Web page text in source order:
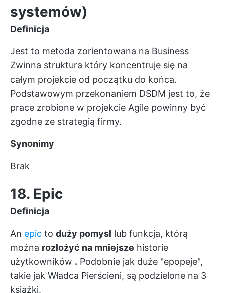
systemów)
Definicja
Jest to metoda zorientowana na Business
Zwinna struktura który koncentruje się na
całym projekcie od początku do końca.
Podstawowym przekonaniem DSDM jest to, że
prace zrobione w projekcie Agile powinny być
zgodne ze strategią firmy.
Synonimy
Brak
18. Epic
Definicja
An epic to duży pomysł lub funkcja, którą
można rozłożyć na mniejsze historie
użytkowników . Podobnie jak duże "epopeje",
takie jak Władca Pierścieni, są podzielone na 3
książki.